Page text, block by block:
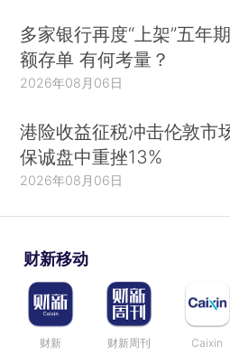
多家银行再度“上架”五年
额存单 有何考量？
2026年08月06日
港险收益征税冲击伦敦市
保诚盘中重挫13%
2026年08月06日
财新移动
财新 财新周刊 Caixin